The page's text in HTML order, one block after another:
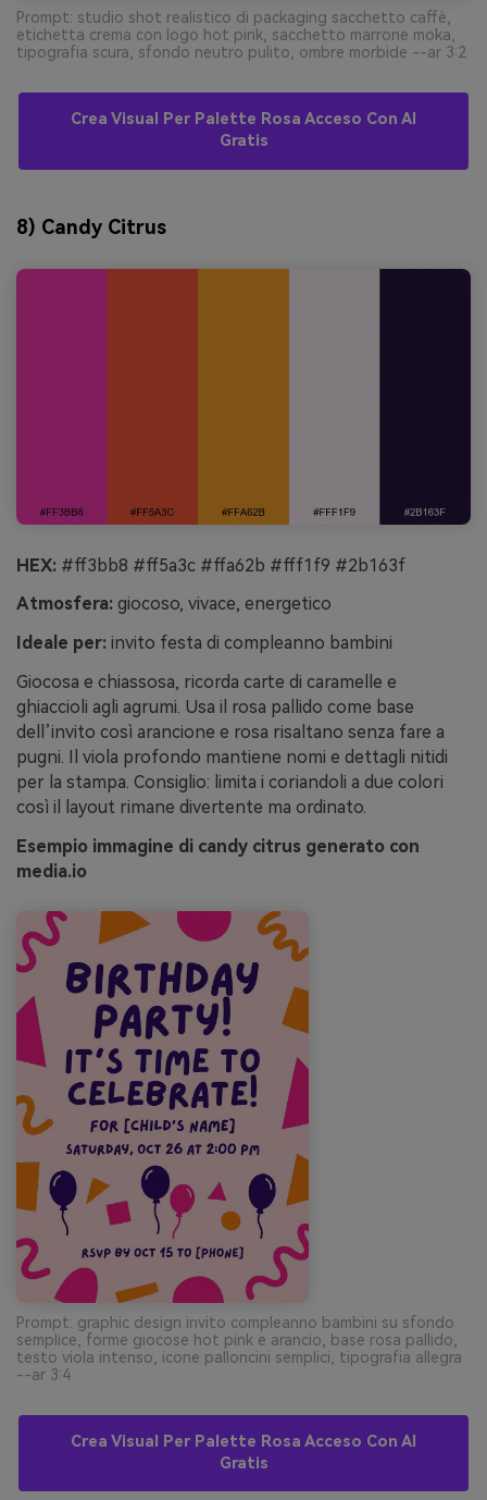
Prompt: studio shot realistico di packaging sacchetto caffè,
etichetta crema con logo hot pink, sacchetto marrone moka,
tipografia scura, sfondo neutro pulito, ombre morbide --ar 3:2
Crea Visual Per Palette Rosa Acceso Con AI
Gratis
8) Candy Citrus
HEX: #ff3bb8 #ff5a3c #ffa62b #fff1f9 #2b163f
Atmosfera: giocoso, vivace, energetico
Ideale per: invito festa di compleanno bambini
Giocosa e chiassosa, ricorda carte di caramelle e
ghiaccioli agli agrumi. Usa il rosa pallido come base
dell’invito così arancione e rosa risaltano senza fare a
pugni. Il viola profondo mantiene nomi e dettagli nitidi
per la stampa. Consiglio: limita i coriandoli a due colori
così il layout rimane divertente ma ordinato.
Esempio immagine di candy citrus generato con
media.io
Prompt: graphic design invito compleanno bambini su sfondo
semplice, forme giocose hot pink e arancio, base rosa pallido,
testo viola intenso, icone palloncini semplici, tipografia allegra
--ar 3:4
Crea Visual Per Palette Rosa Acceso Con AI
Gratis